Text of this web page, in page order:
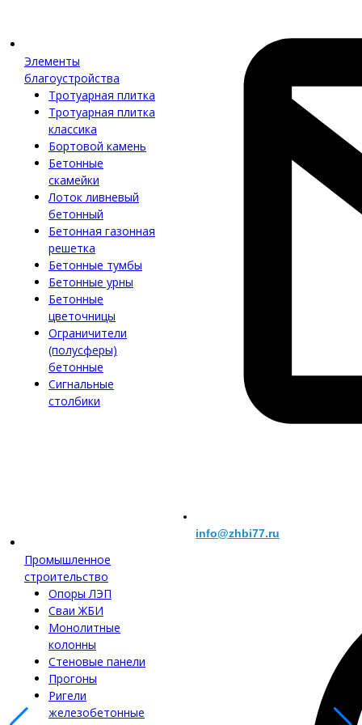
Элементы
благоустройства
Тротуарная плитка
Тротуарная плитка
классика
Бортовой камень
Бетонные
скамейки
Лоток ливневый
бетонный
Бетонная газонная
решетка
Бетонные тумбы
Бетонные урны
Бетонные
цветочницы
Ограничители
(полусферы)
бетонные
Сигнальные
столбики
Промышленное
строительство
Опоры ЛЭП
Сваи ЖБИ
Монолитные
колонны
Стеновые панели
Прогоны
Ригели
железобетонные
info@zhbi77.ru